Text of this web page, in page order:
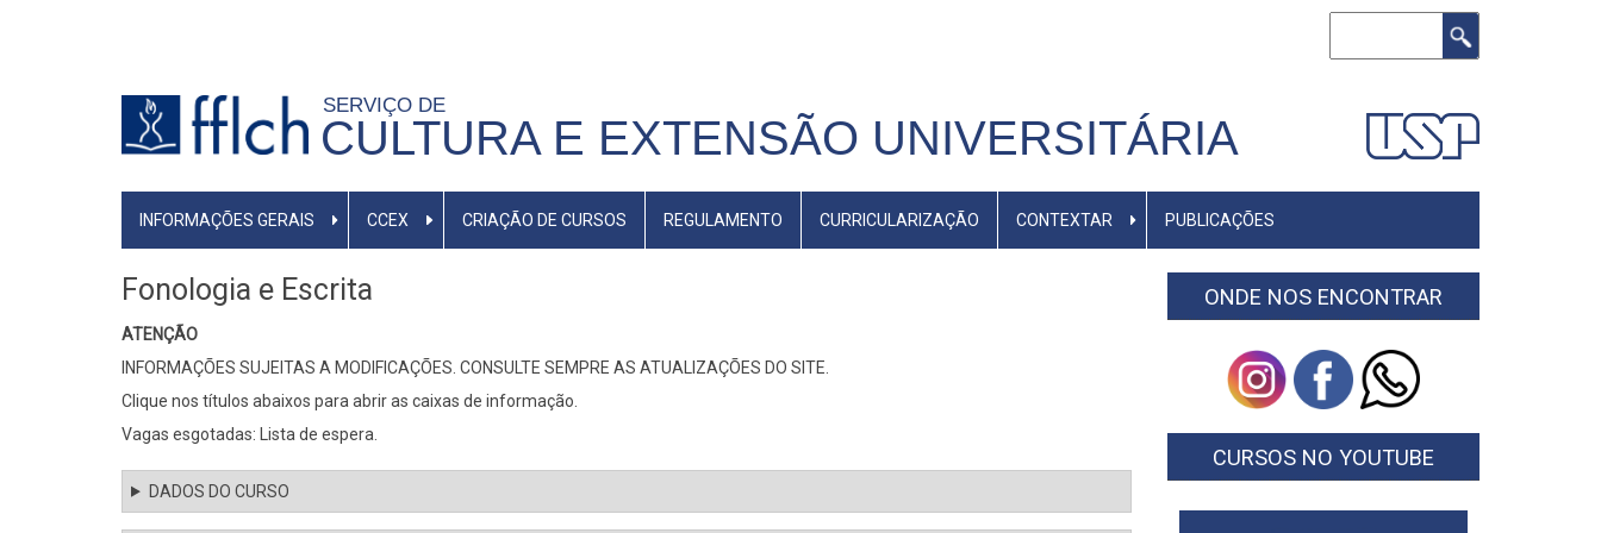
SERVIÇO DE
CULTURA E EXTENSÃO UNIVERSITÁRIA
MENU
INFORMAÇÕES GERAIS CCEX CRIAÇÃO DE CURSOS REGULAMENTO CURRICULARIZAÇÃO CONTEXTAR PUBLICAÇÕES
Fonologia e Escrita
ATENÇÃO
INFORMAÇÕES SUJEITAS A MODIFICAÇÕES. CONSULTE SEMPRE AS ATUALIZAÇÕES DO SITE.
Clique nos títulos abaixos para abrir as caixas de informação.
Vagas esgotadas: Lista de espera.
DADOS DO CURSO
ONDE NOS ENCONTRAR
CURSOS NO YOUTUBE